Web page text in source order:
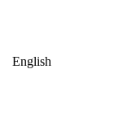
English